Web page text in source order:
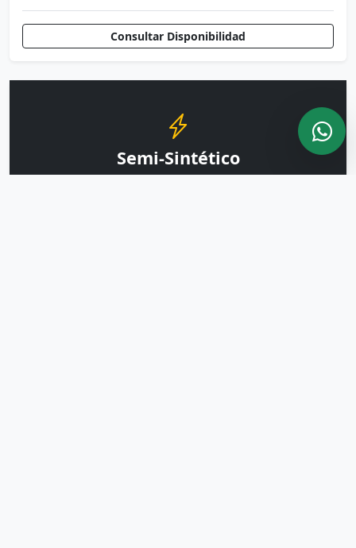
Consultar Disponibilidad
Semi-Sintético